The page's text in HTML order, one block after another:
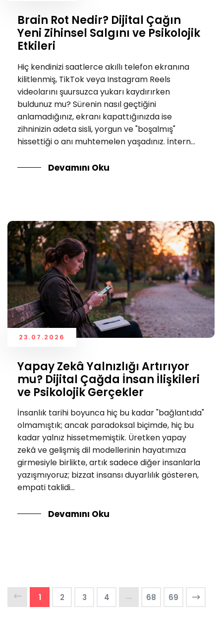
Brain Rot Nedir? Dijital Çağın
Yeni Zihinsel Salgını ve Psikolojik
Etkileri
Hiç kendinizi saatlerce akıllı telefon ekranına
kilitlenmiş, TikTok veya Instagram Reels
videolarını şuursuzca yukarı kaydırırken
buldunuz mu? Sürenin nasıl geçtiğini
anlamadığınız, ekranı kapattığınızda ise
zihninizin adeta sisli, yorgun ve "boşalmış"
hissettiği o anı muhtemelen yaşadınız. İntern...
Devamını Oku
23.07.2026
Yapay Zekâ Yalnızlığı Artırıyor
mu? Dijital Çağda İnsan İlişkileri
ve Psikolojik Gerçekler
İnsanlık tarihi boyunca hiç bu kadar "bağlantıda"
olmamıştık; ancak paradoksal biçimde, hiç bu
kadar yalnız hissetmemiştik. Üretken yapay
zekâ ve gelişmiş dil modellerinin hayatımıza
girmesiyle birlikte, artık sadece diğer insanlarla
yazışmıyoruz; bizzat insansı duyarlılık gösteren,
empati taklidi...
Devamını Oku
1 2 3 4 ... 68 69